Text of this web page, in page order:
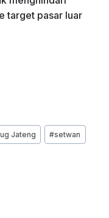
target pasar luar
Jateng #setwan